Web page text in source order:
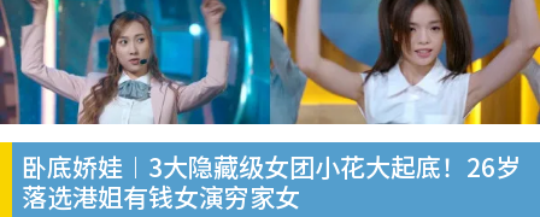
卧底娇娃︱3大隐藏级女团小花大起底！26岁
落选港姐有钱女演穷家女